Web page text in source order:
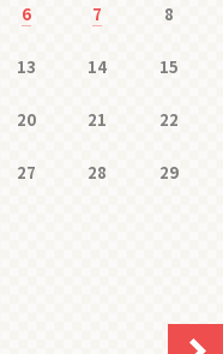
6 7 8
13 14 15
20 21 22
27 28 29